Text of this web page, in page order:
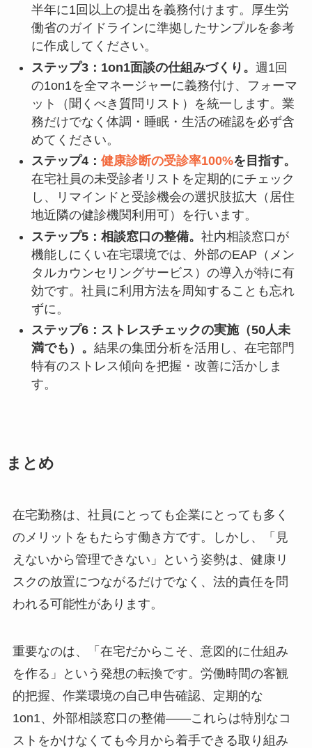
半年に1回以上の提出を義務付けます。厚生労
働省のガイドラインに準拠したサンプルを参考
に作成してください。
ステップ3：1on1面談の仕組みづくり。 週1回
の1on1を全マネージャーに義務付け、フォーマ
ット（聞くべき質問リスト）を統一します。業
務だけでなく体調・睡眠・生活の確認を必ず含
めてください。
ステップ4： 健康診断の受診率100%を目指す。
在宅社員の未受診者リストを定期的にチェック
し、リマインドと受診機会の選択肢拡大（居住
地近隣の健診機関利用可）を行います。
ステップ5：相談窓口の整備。 社内相談窓口が
機能しにくい在宅環境では、外部のEAP（メン
タルカウンセリングサービス）の導入が特に有
効です。社員に利用方法を周知することも忘れ
ずに。
ステップ6：ストレスチェックの実施（50人未
満でも）。 結果の集団分析を活用し、在宅部門
特有のストレス傾向を把握・改善に活かしま
す。
まとめ
在宅勤務は、社員にとっても企業にとっても多く
のメリットをもたらす働き方です。しかし、「見
えないから管理できない」という姿勢は、健康リ
スクの放置につながるだけでなく、法的責任を問
われる可能性があります。
重要なのは、「在宅だからこそ、意図的に仕組み
を作る」という発想の転換です。労働時間の客観
的把握、作業環境の自己申告確認、定期的な
1on1、外部相談窓口の整備――これらは特別なコ
ストをかけなくても今月から着手できる取り組み